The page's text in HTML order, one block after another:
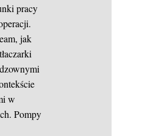
pracy
jak
w
Pompy